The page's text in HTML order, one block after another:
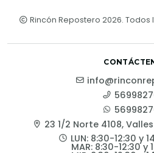
Rincón Repostero 2026.
23 1/2 Norte 4108,
LUN: 8:30-12:30 y
MAR: 8:30-12:30 y